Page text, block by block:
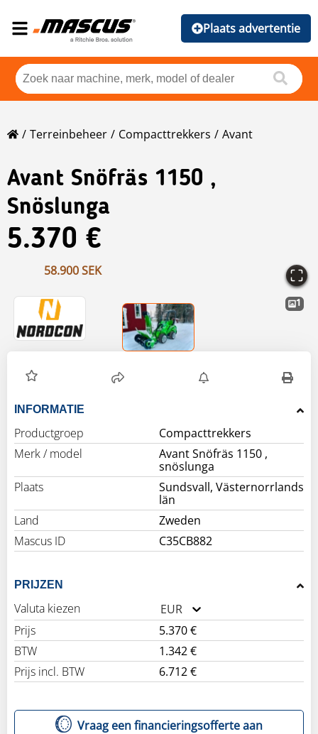
Plaats advertentie
Terreinbeheer Compacttrekkers Avant
Avant Snöfräs 1150 ,
Snöslunga
5.370 €
58.900 SEK
1
INFORMATIE
Productgroep
Compacttrekkers
Merk / model
Avant Snöfräs 1150 ,
snöslunga
Plaats
Sundsvall, Västernorrlands
län
Land
Zweden
Mascus ID
C35CB882
PRIJZEN
Valuta kiezen
EUR
Prijs
5.370 €
BTW
1.342 €
Prijs incl. BTW
6.712 €
Vraag een financieringsofferte aan